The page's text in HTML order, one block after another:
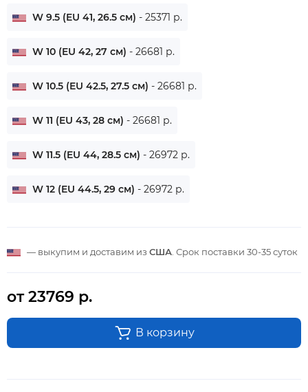
W 9.5 (EU 41, 26.5 см) - 25371 р.
W 10 (EU 42, 27 см) - 26681 р.
W 10.5 (EU 42.5, 27.5 см) - 26681 р.
W 11 (EU 43, 28 см) - 26681 р.
W 11.5 (EU 44, 28.5 см) - 26972 р.
W 12 (EU 44.5, 29 см) - 26972 р.
— выкупим и доставим из США . Срок поставки 30-35 суток
от 23769 р.
В корзину